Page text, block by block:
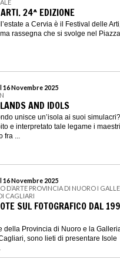
24^ EDIZIONE
a Cervia è il Festival delle
rassegna che si svolge nel
16 Novembre 2025
AND IDOLS
unisce un’isola ai suoi
e interpretato tale legame i
...
16 Novembre 2025
D’ARTE PROVINCIA DI NUORO I
CAGLIARI
SUL FOTOGRAFICO DAL
della Provincia di Nuoro e la
sono lieti di presentare Isole